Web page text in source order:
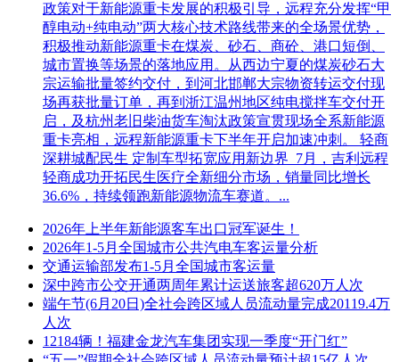
政策对于新能源重卡发展的积极引导，远程充分发挥“甲
醇电动+纯电动”两大核心技术路线带来的全场景优势，
积极推动新能源重卡在煤炭、砂石、商砼、港口短倒、
城市置换等场景的落地应用。从西边宁夏的煤炭砂石大
宗运输批量签约交付，到河北邯郸大宗物资转运交付现
场再获批量订单，再到浙江温州地区纯电搅拌车交付开
启，及杭州老旧柴油货车淘汰政策宣贯现场全系新能源
重卡亮相，远程新能源重卡下半年开启加速冲刺。 轻商
深耕城配民生 定制车型拓宽应用新边界 7月，吉利远程
轻商成功开拓民生医疗全新细分市场，销量同比增长
36.6%，持续领跑新能源物流车赛道。...
2026年上半年新能源客车出口冠军诞生！
2026年1-5月全国城市公共汽电车客运量分析
交通运输部发布1-5月全国城市客运量
深中跨市公交开通两周年累计运送旅客超620万人次
端午节(6月20日)全社会跨区域人员流动量完成20119.4万
人次
12184辆！福建金龙汽车集团实现一季度“开门红”